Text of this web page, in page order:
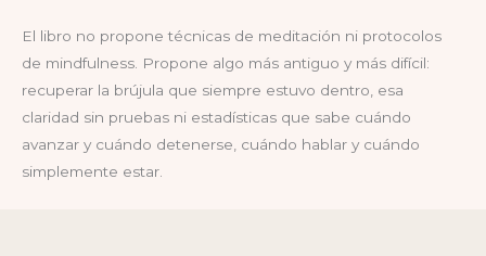
El libro no propone técnicas de meditación ni protocolos
de mindfulness. Propone algo más antiguo y más difícil:
recuperar la brújula que siempre estuvo dentro, esa
claridad sin pruebas ni estadísticas que sabe cuándo
avanzar y cuándo detenerse, cuándo hablar y cuándo
simplemente estar.